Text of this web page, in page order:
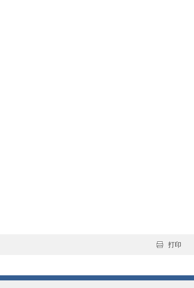
打印